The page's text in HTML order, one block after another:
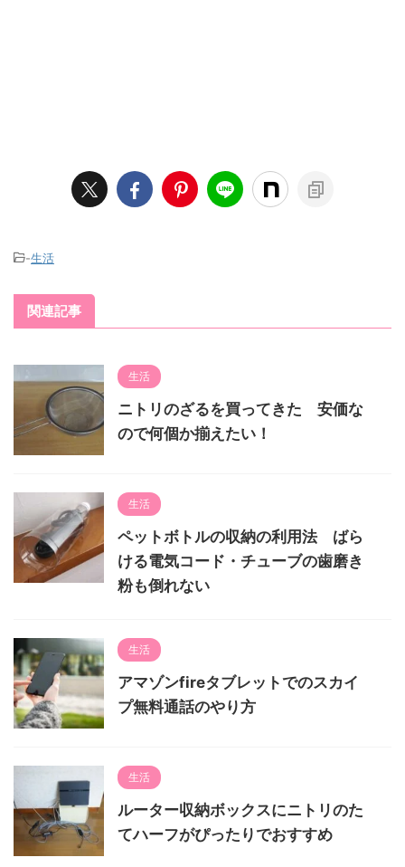
-生活
関連記事
生活
ニトリのざるを買ってきた 安価な
ので何個か揃えたい！
生活
ペットボトルの収納の利用法 ばら
ける電気コード・チューブの歯磨き
粉も倒れない
生活
アマゾンfireタブレットでのスカイ
プ無料通話のやり方
生活
ルーター収納ボックスにニトリのた
てハーフがぴったりでおすすめ